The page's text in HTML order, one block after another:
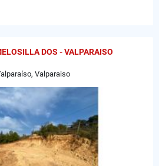
DOS - VALPARAISO
Valparaiso